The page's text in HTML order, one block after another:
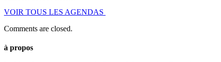
VOIR TOUS LES AGENDAS
Comments are closed.
à propos